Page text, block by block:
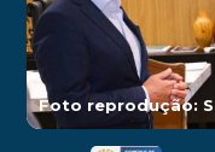
Foto reprodução: